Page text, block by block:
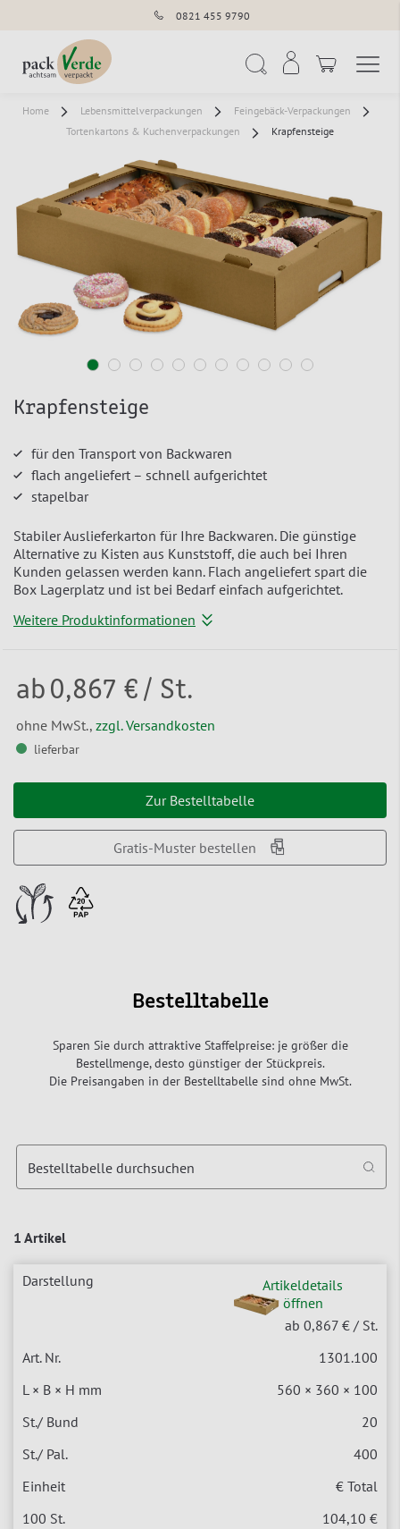
0821 455 9790
Home Lebensmittelverpackungen
Feingebäck-Verpackungen
Tortenkartons & Kuchenverpackungen
Krapfensteige
Krapfensteige
für den Transport von Backwaren
flach angeliefert – schnell aufgerichtet
stapelbar
Stabiler Auslieferkarton für Ihre Backwaren. Die günstige
Alternative zu Kisten aus Kunststoff, die auch bei Ihren
Kunden gelassen werden kann. Flach angeliefert spart die
Box Lagerplatz und ist bei Bedarf einfach aufgerichtet.
Weitere Produktinformationen
ab 0,867 € / St.
ohne MwSt., zzgl. Versandkosten
lieferbar
Zur Bestelltabelle
Gratis-Muster bestellen
Bestelltabelle
Sparen Sie durch attraktive Staffelpreise: je größer die
Bestellmenge, desto günstiger der Stückpreis.
Die Preisangaben in der Bestelltabelle sind ohne MwSt.
1 Artikel
Bestelltabelle durchsuchen
Artikeldetails
öffnen
ab 0,867 € / St.
1301.100
560 × 360 × 100
20
400
€ Total
104,10 €